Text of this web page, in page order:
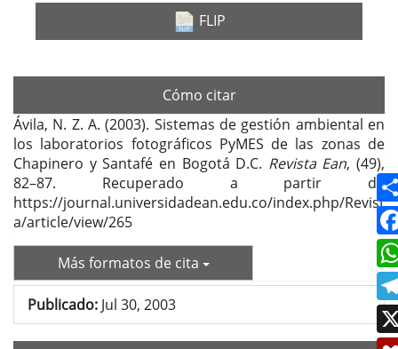
FLIP
Cómo citar
Ávila, N. Z. A. (2003). Sistemas de gestión ambiental en
los laboratorios fotográficos PyMES de las zonas de
Chapinero y Santafé en Bogotá D.C. Revista Ean, (49),
82–87. Recuperado a partir de
https://journal.universidadean.edu.co/index.php/Revist
a/article/view/265
Más formatos de cita
Publicado: Jul 30, 2003